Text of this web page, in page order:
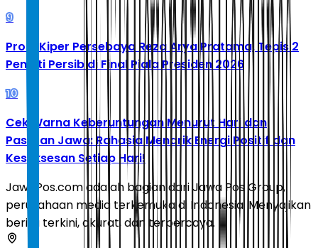
9
Profil Kiper Persebaya Reza Arya Pratama, Tepis 2
Penalti Persib di Final Piala Presiden 2026
10
Cek Warna Keberuntungan Menurut Hari dan
Pasaran Jawa: Rahasia Menarik Energi Positif dan
Kesuksesan Setiap Hari!
JawaPos.com adalah bagian dari Jawa Pos Group,
perusahaan media terkemuka di Indonesia. Menyajikan
berita terkini, akurat, dan terpercaya.